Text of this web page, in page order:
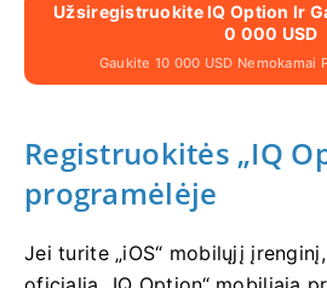
Užsiregistruokite IQ Option Ir
0 000 USD
Gaukite 10 000 USD Nemokamai
Registruokitės „IQ
programėlėje
Jei turite „iOS“ mobilųjį